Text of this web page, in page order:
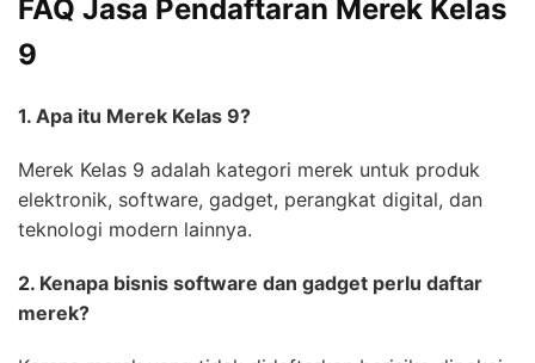
FAQ Jasa Pendaftaran Merek Kelas
9
1. Apa itu Merek Kelas 9?
Merek Kelas 9 adalah kategori merek untuk produk
elektronik, software, gadget, perangkat digital, dan
teknologi modern lainnya.
2. Kenapa bisnis software dan gadget perlu daftar
merek?